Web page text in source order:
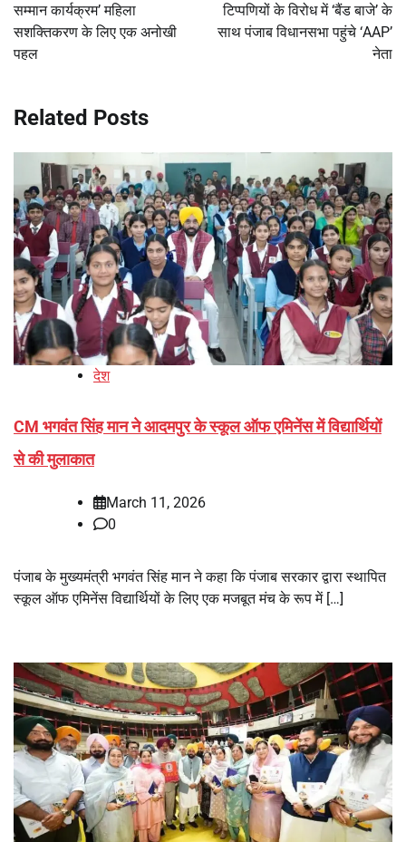
सम्मान कार्यक्रम’ महिला
सशक्तिकरण के लिए एक अनोखी
पहल
टिप्पणियों के विरोध में ‘बैंड बाजे’ के
साथ पंजाब विधानसभा पहुंचे ‘AAP’
नेता
Related Posts
देश
CM भगवंत सिंह मान ने आदमपुर के स्कूल ऑफ एमिनेंस में विद्यार्थियों
से की मुलाकात
March 11, 2026
0
पंजाब के मुख्यमंत्री भगवंत सिंह मान ने कहा कि पंजाब सरकार द्वारा स्थापित
स्कूल ऑफ एमिनेंस विद्यार्थियों के लिए एक मजबूत मंच के रूप में […]